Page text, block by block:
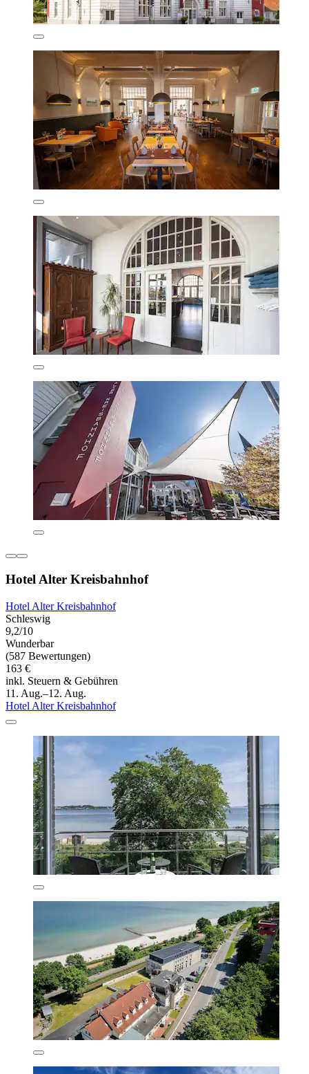
Hotel Alter Kreisbahnhof
Hotel Alter Kreisbahnhof
Schleswig
9,2/10
Wunderbar
(587 Bewertungen)
163 €
inkl. Steuern & Gebühren
11. Aug.–12. Aug.
Hotel Alter Kreisbahnhof